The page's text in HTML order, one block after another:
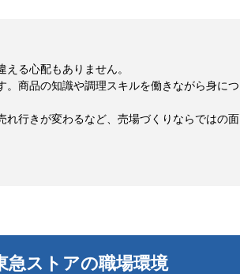
る心配もありません。
。商品の知識や調理スキルを働きながら身につ
れ行きが変わるなど、売場づくりならではの面
急ストアの職場環境